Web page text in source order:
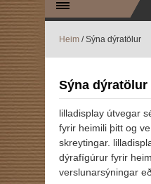
Heim / Sýna dýratölur
Sýna dýratölur
lilladisplay útvegar
fyrir heimili þitt og
skreytingar.
dýrafígúrur fyrir
verslunarsýningar